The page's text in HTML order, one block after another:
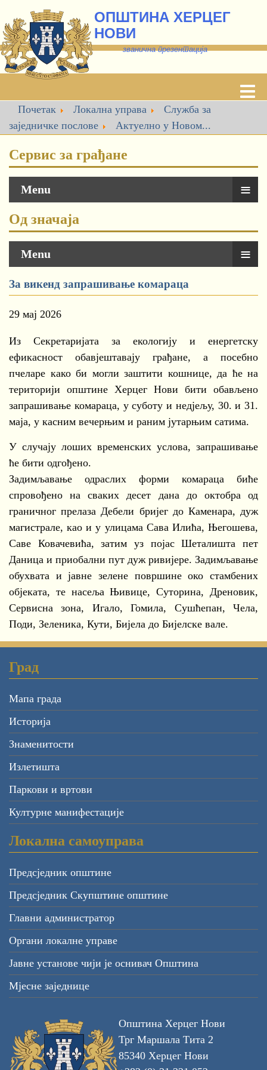
ОПШТИНА ХЕРЦЕГ
НОВИ
званична презентација
Почетак Локална управа
Служба за
заједничке послове
Актуелно у Новом...
Сервис за грађане
Menu ≡
Од значаја
Menu ≡
За викенд запрашивање комараца
29 мај 2026
Из Секретаријата за екологију и енергетску
ефикасност обавјештавају грађане, а посебно
пчеларе како би могли заштити кошнице, да ће на
територији општине Херцег Нови бити обављено
запрашивање комараца, у суботу и недјељу, 30. и 31.
маја, у касним вечерњим и раним јутарњим сатима.
У случају лоших временских услова, запрашивање
ће бити одгођено.
Задимљавање одраслих форми комараца биће
спровођено на сваких десет дана до октобра од
граничног прелаза Дебели бријег до Каменара, дуж
магистрале, као и у улицама Сава Илића, Његошева,
Саве Ковачевића, затим уз појас Шеталишта пет
Даница и приобални пут дуж ривијере. Задимљавање
обухвата и јавне зелене површине око стамбених
објеката, те насеља Њивице, Суторина, Дреновик,
Сервисна зона, Игало, Гомила, Сушћепан, Чела,
Поди, Зеленика, Кути, Бијела до Бијелске вале.
Град
Мапа града
Историја
Знаменитости
Излетишта
Паркови и вртови
Културне манифестације
Локална самоуправа
Предсједник општине
Предсједник Скупштине општине
Главни администратор
Органи локалне управе
Јавне установе чији је оснивач Општина
Мјесне заједнице
Општина Херцег Нови
Трг Маршала Тита 2
85340 Херцег Нови